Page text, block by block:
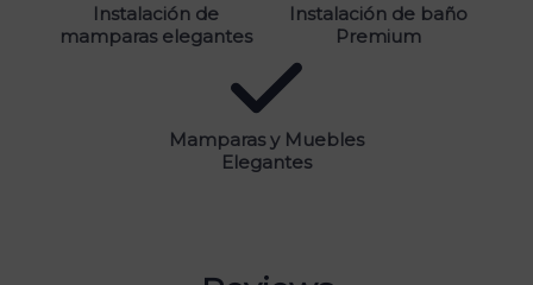
Instalación de
mamparas elegantes
Instalación de baño
Premium
Mamparas y Muebles
Elegantes